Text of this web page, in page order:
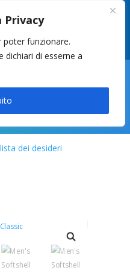
Privacy
poter funzionare.
dichiari di esserne a
/ 14:30-17
dei desideri